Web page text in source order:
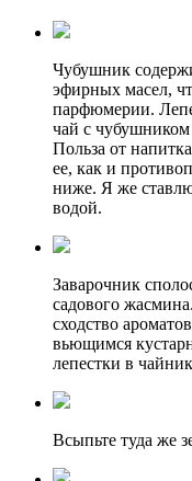
Чубушник
эфирных масел,
парфюмерии.
чай с
Польза от
ее, как и
ниже. Я же
водой.
Заварочник
садового
сходство
вьющимся
лепестки в
Всыпьте туда же